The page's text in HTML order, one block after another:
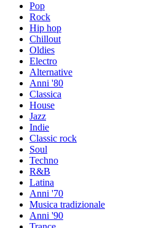
Pop
Rock
Hip hop
Chillout
Oldies
Electro
Alternative
Anni '80
Classica
House
Jazz
Indie
Classic rock
Soul
Techno
R&B
Latina
Anni '70
Musica tradizionale
Anni '90